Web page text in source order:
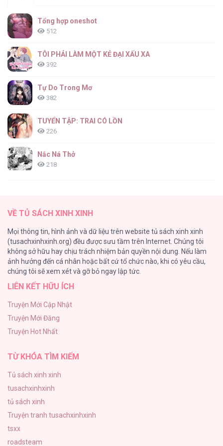
Tổng hợp oneshot
512
TÔI PHẢI LÀM MỘT KẺ ĐẠI XẤU XA
392
Tự Do Trong Mơ
382
TUYỂN TẬP: TRAI CÓ LỒN
226
Nắc Ná Thở
218
191
Làm vị cứu tinh thật dễ dàng
186
Thiên Đường Táo Xanh
(END) Merry Marbling
150
VỀ TỦ SÁCH XINH XINH
Mọi thông tin, hình ảnh và dữ liệu trên website tủ sách xinh xinh
(tusachxinhxinh.org) đều được sưu tầm trên Internet. Chúng tôi
không sở hữu hay chịu trách nhiệm bản quyền nội dung. Nếu làm
ảnh hưởng đến cá nhân hoặc bất cứ tổ chức nào, khi có yêu cầu,
chúng tôi sẽ xem xét và gỡ bỏ ngay lập tức.
LIÊN KẾT HỮU ÍCH
Truyện Mới Cập Nhật
Truyện Mới Đăng
Truyện Hot Nhất
TỪ KHÓA TÌM KIẾM
Tủ sách xinh xinh
tusachxinhxinh
tủ sách xinh
Truyện tranh tusachxinhxinh
tsxx
roadsteam